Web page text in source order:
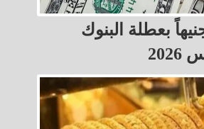
بـ 49.84 جنيهاً بعطلة البنوك